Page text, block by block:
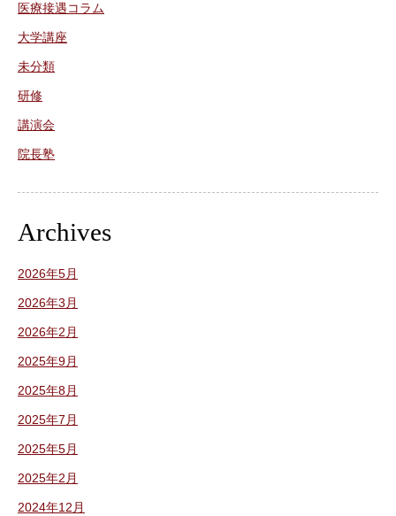
医療接遇コラム
大学講座
未分類
研修
講演会
院長塾
Archives
2026年5月
2026年3月
2026年2月
2025年9月
2025年8月
2025年7月
2025年5月
2025年2月
2024年12月